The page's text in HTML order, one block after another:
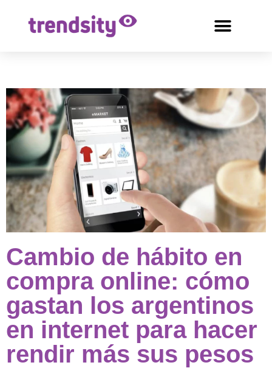
Cambio de hábito en
compra online: cómo
gastan los argentinos
en internet para hacer
rendir más sus pesos